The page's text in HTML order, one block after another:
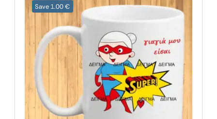
Save 1.00 €